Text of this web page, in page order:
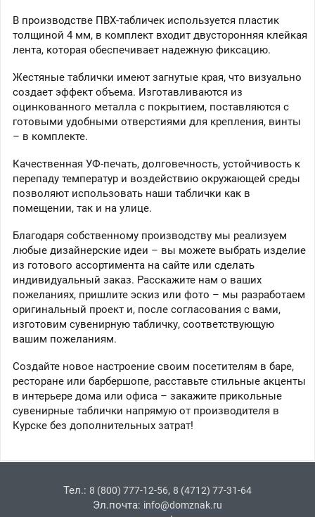
В производстве ПВХ-табличек используется пластик
толщиной 4 мм, в комплект входит двусторонняя клейкая
лента, которая обеспечивает надежную фиксацию.
Жестяные таблички имеют загнутые края, что визуально
создает эффект объема. Изготавливаются из
оцинкованного металла с покрытием, поставляются с
готовыми удобными отверстиями для крепления, винты
– в комплекте.
Качественная УФ-печать, долговечность, устойчивость к
перепаду температур и воздействию окружающей среды
позволяют использовать наши таблички как в
помещении, так и на улице.
Благодаря собственному производству мы реализуем
любые дизайнерские идеи – вы можете выбрать изделие
из готового ассортимента на сайте или сделать
индивидуальный заказ. Расскажите нам о ваших
пожеланиях, пришлите эскиз или фото – мы разработаем
оригинальный проект и, после согласования с вами,
изготовим сувенирную табличку, соответствующую
вашим пожеланиям.
Создайте новое настроение своим посетителям в баре,
ресторане или барбершопе, расставьте стильные акценты
в интерьере дома или офиса – закажите прикольные
сувенирные таблички напрямую от производителя в
Курске без дополнительных затрат!
Тел.: 8 (800) 777-12-56, 8 (4712) 77-31-64
Эл.почта: info@domznak.ru